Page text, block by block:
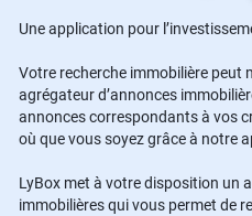
Une application pour
Votre recherche immobilière peut
agrégateur d’annonces
annonces correspondants à vos
où que vous soyez grâce à notre
LyBox met à votre disposition un
immobilières qui vous permet de